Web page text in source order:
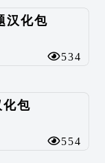
汉化包
534
包
554